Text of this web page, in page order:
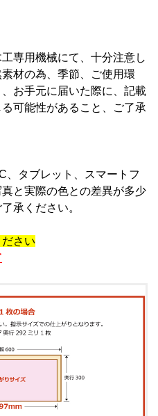
専用機械にて、十分注意し
材の為、季節、ご使用環
お手元に届いた際に、記載
可能性があること、ご了承
、タブレット、スマートフ
と実際の色との差異が多少
承ください。
さい